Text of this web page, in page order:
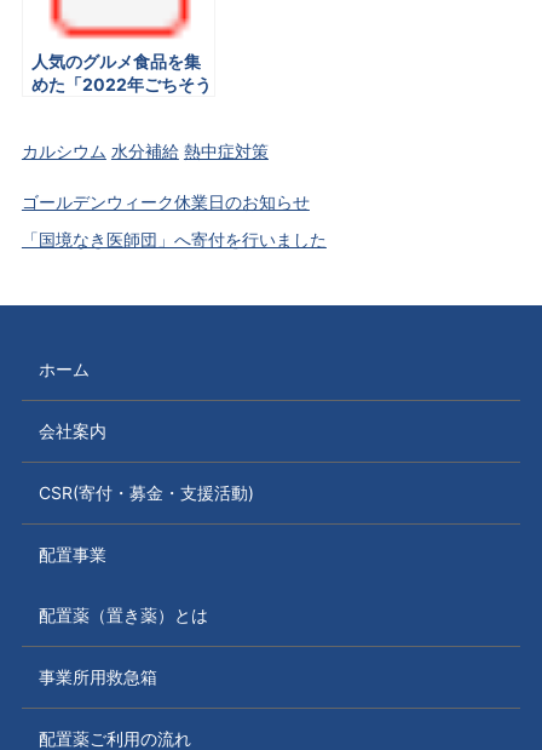
人気のグルメ食品を集
めた「2022年ごちそう
り販売開始
カルシウム 水分補給 熱中症対策
ゴールデンウィーク休業日のお知らせ
「国境なき医師団」へ寄付を行いました
ホーム
会社案内
CSR(寄付・募金・支援活動)
配置事業
配置薬（置き薬）とは
事業所用救急箱
配置薬ご利用の流れ